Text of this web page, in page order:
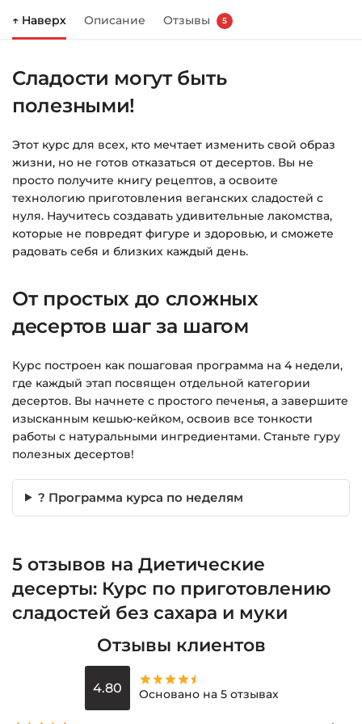
Справа появится корзина — нажмите
Заполните все поля (почта и пароль).
Оплатите удобным способом (более 8
После оплаты появится страница
благодарности с кнопкой «Перейти к
загрузкам». Нажмите её — и откроется
страница с курсами.
Дополнительно ссылка на курс придёт вам
Доступ к курсам: без ограничений по
времени.
Подробнее об оплате и безопасности — в
справке >>>
Вопросы? Пишите наinfo@siluette.com.uaили в
чат на сайте.
↑ Наверх Описание Отзывы 5
Сладости могут быть
полезными!
Этот курс для всех, кто мечтает изменить свой образ
жизни, но не готов отказаться от десертов. Вы не
просто получите книгу рецептов, а освоите
технологию приготовления веганских сладостей с
нуля. Научитесь создавать удивительные лакомства,
которые не повредят фигуре и здоровью, и сможете
радовать себя и близких каждый день.
От простых до сложных
десертов шаг за шагом
Курс построен как пошаговая программа на 4 недели,
где каждый этап посвящен отдельной категории
десертов. Вы начнете с простого печенья, а завершите
изысканным кешью-кейком, освоив все тонкости
работы с натуральными ингредиентами. Станьте гуру
полезных десертов!
? Программа курса по неделям
5 отзывов на Диетические
десерты: Курс по приготовлению
сладостей без сахара и муки
Отзывы клиентов
4.80 Основано на 5 отзывах